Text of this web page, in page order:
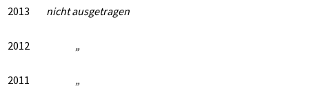
2013
nicht ausgetragen
2012 „
2011 „